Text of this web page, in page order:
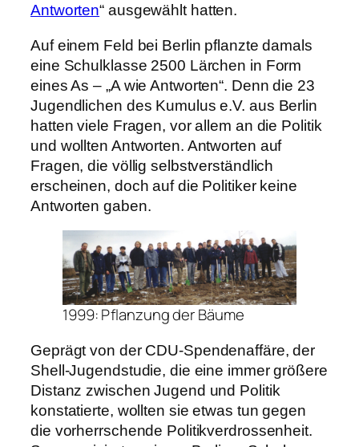
Antworten“ ausgewählt hatten.
Auf einem Feld bei Berlin pflanzte damals
eine Schulklasse 2500 Lärchen in Form
eines As – „A wie Antworten“. Denn die 23
Jugendlichen des Kumulus e.V. aus Berlin
hatten viele Fragen, vor allem an die Politik
und wollten Antworten. Antworten auf
Fragen, die völlig selbstverständlich
erscheinen, doch auf die Politiker keine
Antworten gaben.
1999: Pflanzung der Bäume
Geprägt von der CDU-Spendenaffäre, der
Shell-Jugendstudie, die eine immer größere
Distanz zwischen Jugend und Politik
konstatierte, wollten sie etwas tun gegen
die vorherrschende Politikverdrossenheit.